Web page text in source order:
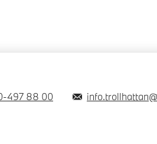
497 88 00